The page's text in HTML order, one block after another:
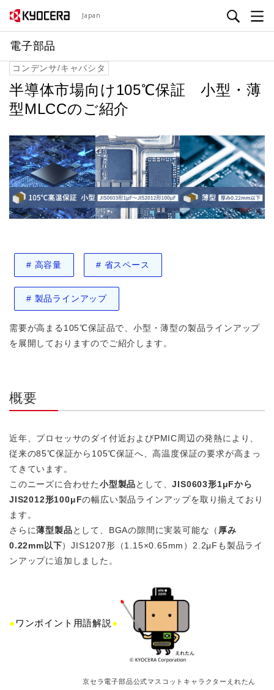
Japan
電子部品
コンデンサ/キャパシタ
半導体市場向け105℃保証 小型・薄
型MLCCのご紹介
# 高容量 # 省スペース
# 製品ラインアップ
需要が高まる105℃保証品で、小型・薄型の製品ラインアップ
を展開しておりますのでご紹介します。
概要
近年、プロセッサのダイ付近およびPMIC周辺の発熱により、
従来の85℃保証から105℃保証へ、高温度保証の要求が高まっ
てきています。
このニーズに合わせた小型製品として、JIS0603形1μFから
JIS2012形100μFの幅広い製品ラインアップを取り揃えており
ます。
さらに薄型製品として、BGAの隙間に実装可能な（ 厚み
0.22mm以下）JIS1207形（1.15×0.65mm）2.2μFも製品ライ
ンアップに追加しました。
● ワンポイント用語解説 ●
京セラ電子部品公式マスコットキャラクターえれたん